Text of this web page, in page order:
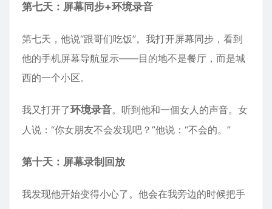
第七天：屏幕同步+环境录音
第七天，他说“跟哥们吃饭”。我打开屏幕同步，看到
他的手机屏幕导航显示——目的地不是餐厅，而是城
西的一个小区。
我又打开了环境录音。听到他和一個女人的声音。女
人说：“你女朋友不会发现吧？”他说：“不会的。”
第十天：屏幕录制回放
我发现他开始变得小心了。他会在我旁边的时候把手